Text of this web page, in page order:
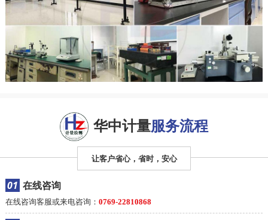
华中计量服务流程
让客户省心，省时，安心
01 在线咨询
在线咨询客服或来电咨询： 0769-22810868